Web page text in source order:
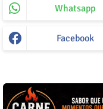
Whatsapp
Facebook